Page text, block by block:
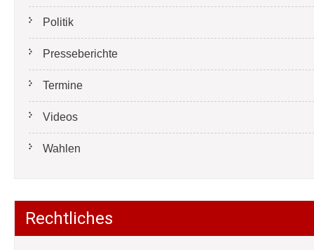
Politik
Presseberichte
Termine
Videos
Wahlen
Rechtliches